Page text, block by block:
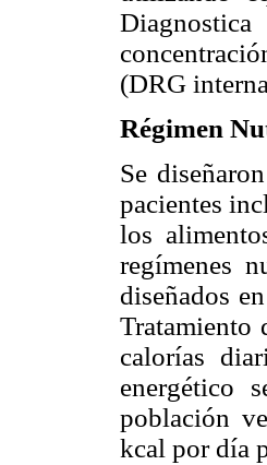
(DRG
Régimen
Se
pacientes
los
regímenes
diseñados
Tratamiento
calorías
energético
población
kcal por día